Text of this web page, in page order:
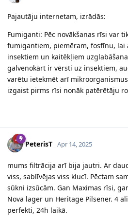
Pajautāju internetam, izrādās:
Fumiganti: Pēc novākšanas rīsi var
fumigantiem, piemēram, fosfīnu, lai
insektiem un kaitēkļiem
galvenokārt ir vērsti uz insektiem,
varētu ietekmēt arī
izgaist pirms rīsi nonāk patērētāju
PeterisT Apr 14, 2025
mums filtrācija arī bija jautri. Ar
viss, sablīvējas viss klucī. Pēctam
sūkni izsūcām. Gan Maximas rīsi,
Nova lager un Heritage Pilsener. 4
perfekti, 24h laikā.